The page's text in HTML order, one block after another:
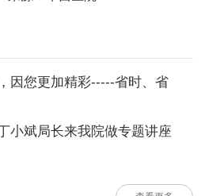
因您更加精彩-----省时、省
小斌局长来我院做专题讲座